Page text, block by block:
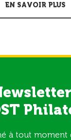
EN SAVOIR PLUS
à tout moment